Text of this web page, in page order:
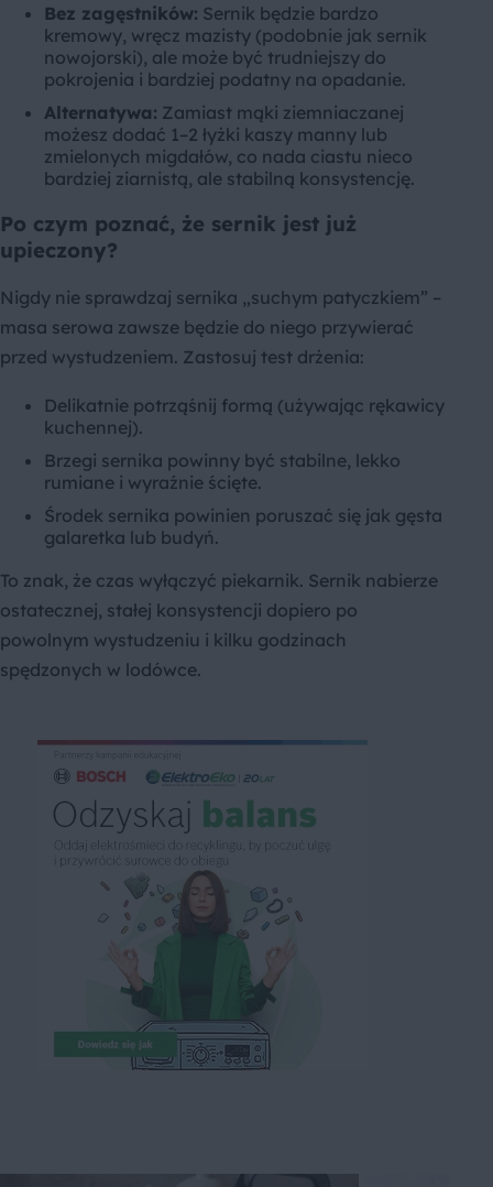
Bez zagęstników: Sernik będzie bardzo
kremowy, wręcz mazisty (podobnie jak sernik
nowojorski), ale może być trudniejszy do
pokrojenia i bardziej podatny na opadanie.
Alternatywa: Zamiast mąki ziemniaczanej
możesz dodać 1–2 łyżki kaszy manny lub
zmielonych migdałów, co nada ciastu nieco
bardziej ziarnistą, ale stabilną konsystencję.
Po czym poznać, że sernik jest już
upieczony?
Nigdy nie sprawdzaj sernika „suchym patyczkiem” –
masa serowa zawsze będzie do niego przywierać
przed wystudzeniem. Zastosuj test drżenia:
Delikatnie potrząśnij formą (używając rękawicy
kuchennej).
Brzegi sernika powinny być stabilne, lekko
rumiane i wyraźnie ścięte.
Środek sernika powinien poruszać się jak gęsta
galaretka lub budyń.
To znak, że czas wyłączyć piekarnik. Sernik nabierze
ostatecznej, stałej konsystencji dopiero po
powolnym wystudzeniu i kilku godzinach
spędzonych w lodówce.